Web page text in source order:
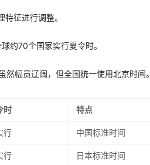
征进行调整。
约70个国家实行夏令时。
幅员辽阔，但全国统一使用北京时间。
时 特点
行 中国标准时间
行 日本标准时间